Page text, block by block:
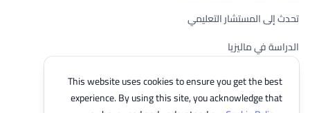
This website uses cookies to ensure you get the best
experience. By using this site, you acknowledge that
تحدث إلى المستشار التعليمي
الدراسة في ماليزيا
تحقق من أهليتك